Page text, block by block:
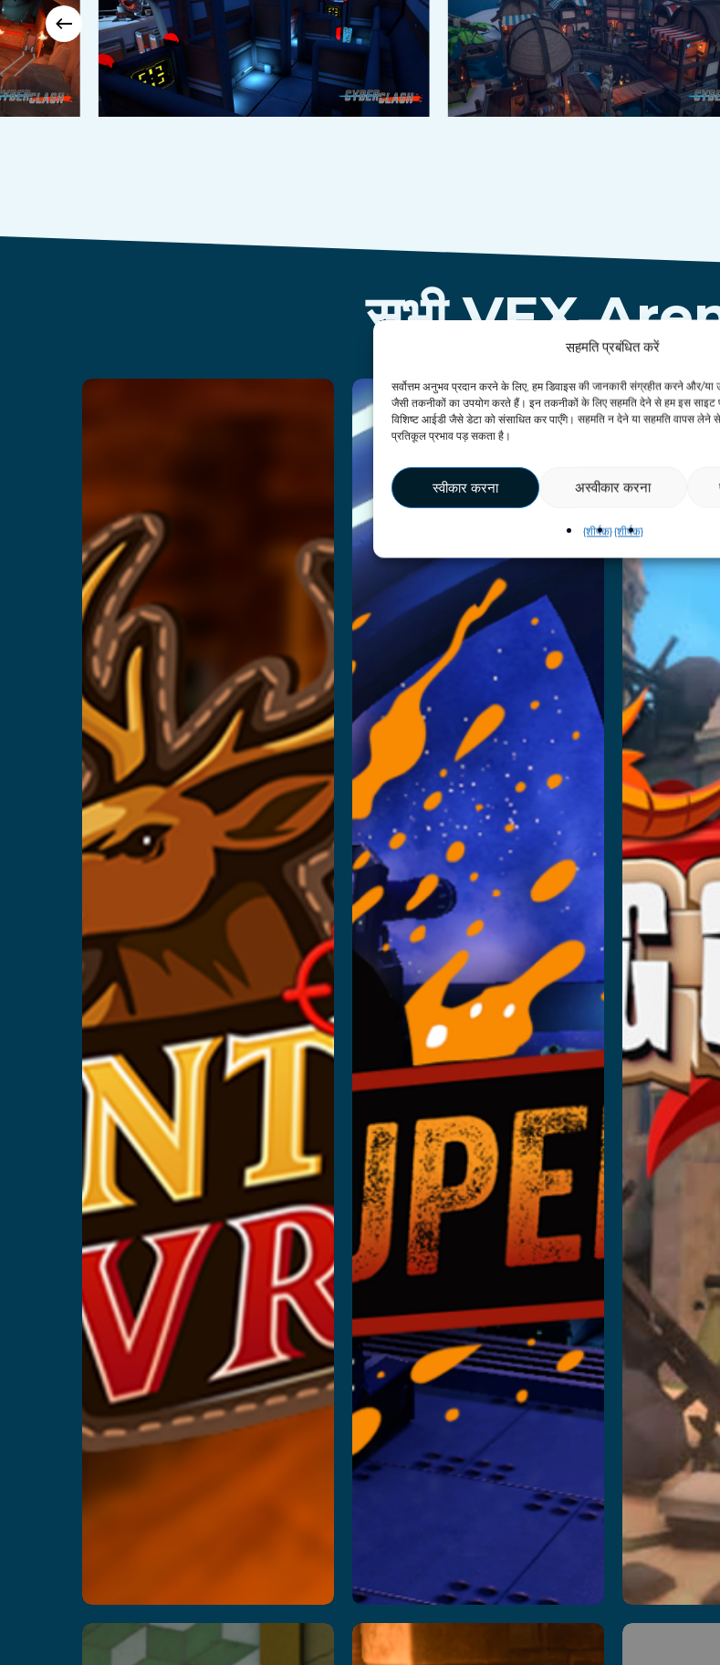
सहमति प्रबंधित करें
सर्वोत्तम अनुभव प्रदान करने के लिए, हम डिवाइस की जानकारी संग्रहीत करने और/
जैसी तकनीकों का उपयोग करते हैं। इन तकनीकों के लिए सहमति देने से हम इस साइट
विशिष्ट आईडी जैसे डेटा को संसाधित कर पाएँगे। सहमति न देने या सहमति वापस लेने
प्रतिकूल प्रभाव पड़ सकता है।
स्वीकार करना अस्वीकार करना
{शीर्षक}{शीर्षक}
सभी VEX
वी.आर.
और पढ़ें
1टीपी20टी
और पढ़ें